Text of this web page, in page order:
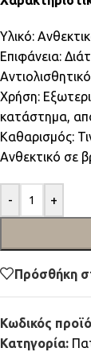
Υλικό:
Επιφάνεια:
Χρήση:
κατάστημα,
Καθαρισμός:
Ανθεκτικό σε
- +
Πρόσθήκη
Κωδικός
Κατηγορία: